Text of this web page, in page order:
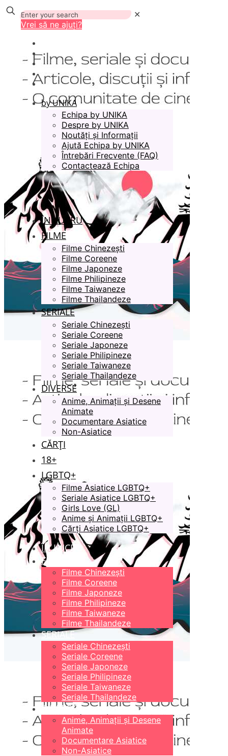
✕
Vrei să ne ajuți?
by UNIKA
Echipa by UNIKA
Despre by UNIKA
Noutăți și Informații
Ajută Echipa by UNIKA
Întrebări Frecvente (FAQ)
Contactează Echipa
ÎN LUCRU
FILME
Filme Chinezești
Filme Coreene
Filme Japoneze
Filme Philipineze
Filme Taiwaneze
Filme Thailandeze
SERIALE
Seriale Chinezești
Seriale Coreene
Seriale Japoneze
Seriale Philipineze
Seriale Taiwaneze
Seriale Thailandeze
DIVERSE
Anime, Animații și Desene
Animate
Documentare Asiatice
Non-Asiatice
CĂRȚI
18+
LGBTQ+
Filme Asiatice LGBTQ+
Seriale Asiatice LGBTQ+
Girls Love (GL)
Anime și Animații LGBTQ+
Cărți Asiatice LGBTQ+
ÎN LUCRU
FILME
Filme Chinezești
Filme Coreene
Filme Japoneze
Filme Philipineze
Filme Taiwaneze
Filme Thailandeze
SERIALE
Seriale Chinezești
Seriale Coreene
Seriale Japoneze
Seriale Philipineze
Seriale Taiwaneze
Seriale Thailandeze
DIVERSE
Anime, Animații și Desene
Animate
Documentare Asiatice
Non-Asiatice